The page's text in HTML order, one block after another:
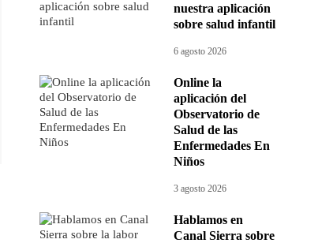
nuestra aplicación
sobre salud infantil
6 agosto 2026
Online la
aplicación del
Observatorio de
Salud de las
Enfermedades En
Niños
3 agosto 2026
Hablamos en
Canal Sierra sobre